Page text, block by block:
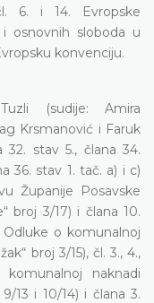
6. i 14. Evropske
osnovnih sloboda u
konvenciju.
(sudije: Amira
Krsmanović i Faruk
stav 5., člana 34.
36. stav 1. tač. a) i c)
Županije Posavske
broj 3/17) i člana 10.
Odluke o komunalnoj
broj 3/15), čl. 3., 4.,
naknadi
13 i 10/14) i člana 3.